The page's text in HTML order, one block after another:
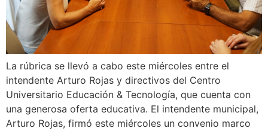
La rúbrica se llevó a cabo este miércoles entre el
intendente Arturo Rojas y directivos del Centro
Universitario Educación & Tecnología, que cuenta con
una generosa oferta educativa. El intendente municipal,
Arturo Rojas, firmó este miércoles un convenio marco